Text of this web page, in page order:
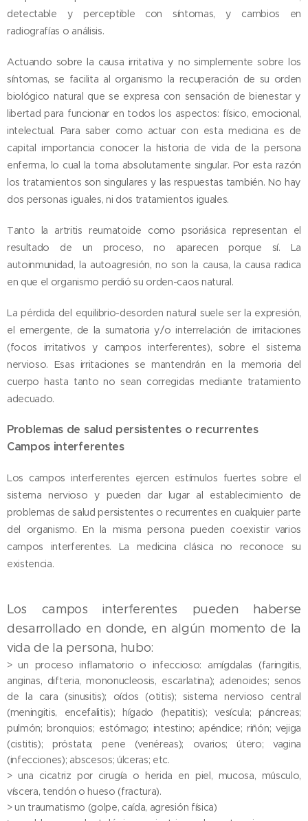
detectable y perceptible con síntomas, y cambios en
radiografías o análisis.
Actuando sobre la causa irritativa y no simplemente sobre los
síntomas, se facilita al organismo la recuperación de su orden
biológico natural que se expresa con sensación de bienestar y
libertad para funcionar en todos los aspectos: físico, emocional,
intelectual. Para saber como actuar con esta medicina es de
capital importancia conocer la historia de vida de la persona
enferma, lo cual la torna absolutamente singular. Por esta razón
los tratamientos son singulares y las respuestas también. No hay
dos personas iguales, ni dos tratamientos iguales.
Tanto la artritis reumatoide como psoriásica representan el
resultado de un proceso, no aparecen porque sí. La
autoinmunidad, la autoagresión, no son la causa, la causa radica
en que el organismo perdió su orden-caos natural.
La pérdida del equilibrio-desorden natural suele ser la expresión,
el emergente, de la sumatoria y/o interrelación de irritaciones
(focos irritativos y campos interferentes), sobre el sistema
nervioso. Esas irritaciones se mantendrán en la memoria del
cuerpo hasta tanto no sean corregidas mediante tratamiento
adecuado.
Problemas de salud persistentes o recurrentes
Campos interferentes
Los campos interferentes ejercen estímulos fuertes sobre el
sistema nervioso y pueden dar lugar al establecimiento de
problemas de salud persistentes o recurrentes en cualquier parte
del organismo. En la misma persona pueden coexistir varios
campos interferentes. La medicina clásica no reconoce su
existencia.
Los campos interferentes pueden haberse
desarrollado en donde, en algún momento de la
vida de la persona, hubo:
> un proceso inflamatorio o infeccioso: amígdalas (faringitis,
anginas, difteria, mononucleosis, escarlatina); adenoides; senos
de la cara (sinusitis); oídos (otitis); sistema nervioso central
(meningitis, encefalitis); hígado (hepatitis); vesícula; páncreas;
pulmón; bronquios; estómago; intestino; apéndice; riñón; vejiga
(cistitis); próstata; pene (venéreas); ovarios; útero; vagina
(infecciones); abscesos; úlceras; etc.
> una cicatriz por cirugía o herida en piel, mucosa, músculo,
víscera, tendón o hueso (fractura).
> un traumatismo (golpe, caída, agresión física)